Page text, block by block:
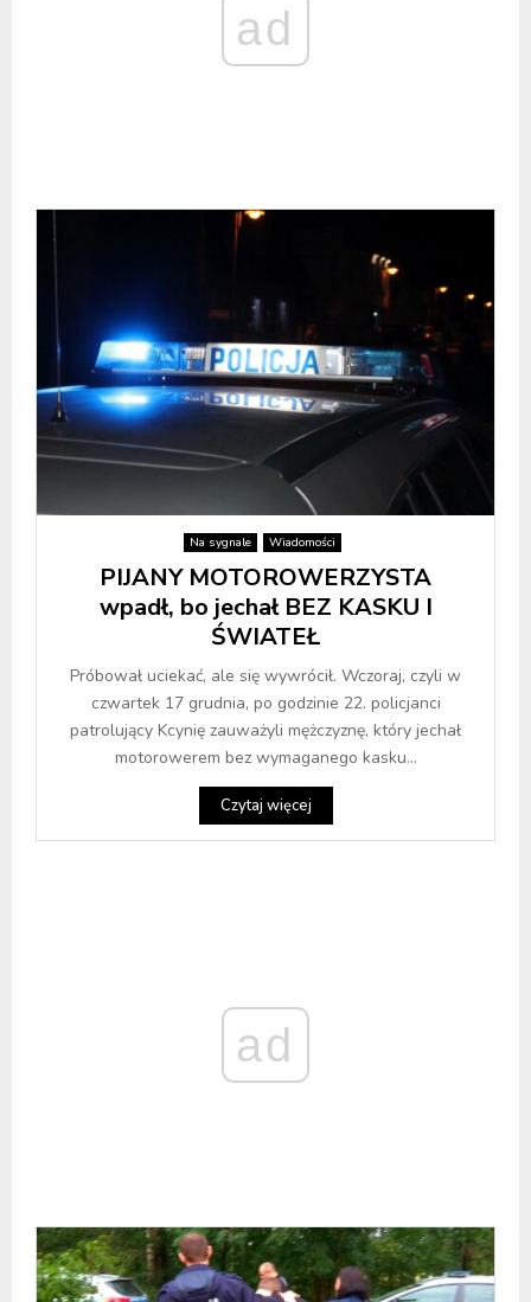
ad
Na sygnale Wiadomości
PIJANY MOTOROWERZYSTA
wpadł, bo jechał BEZ KASKU I
ŚWIATEŁ
Próbował uciekać, ale się wywrócił. Wczoraj, czyli w
czwartek 17 grudnia, po godzinie 22. policjanci
patrolujący Kcynię zauważyli mężczyznę, który jechał
motorowerem bez wymaganego kasku...
Czytaj więcej
ad